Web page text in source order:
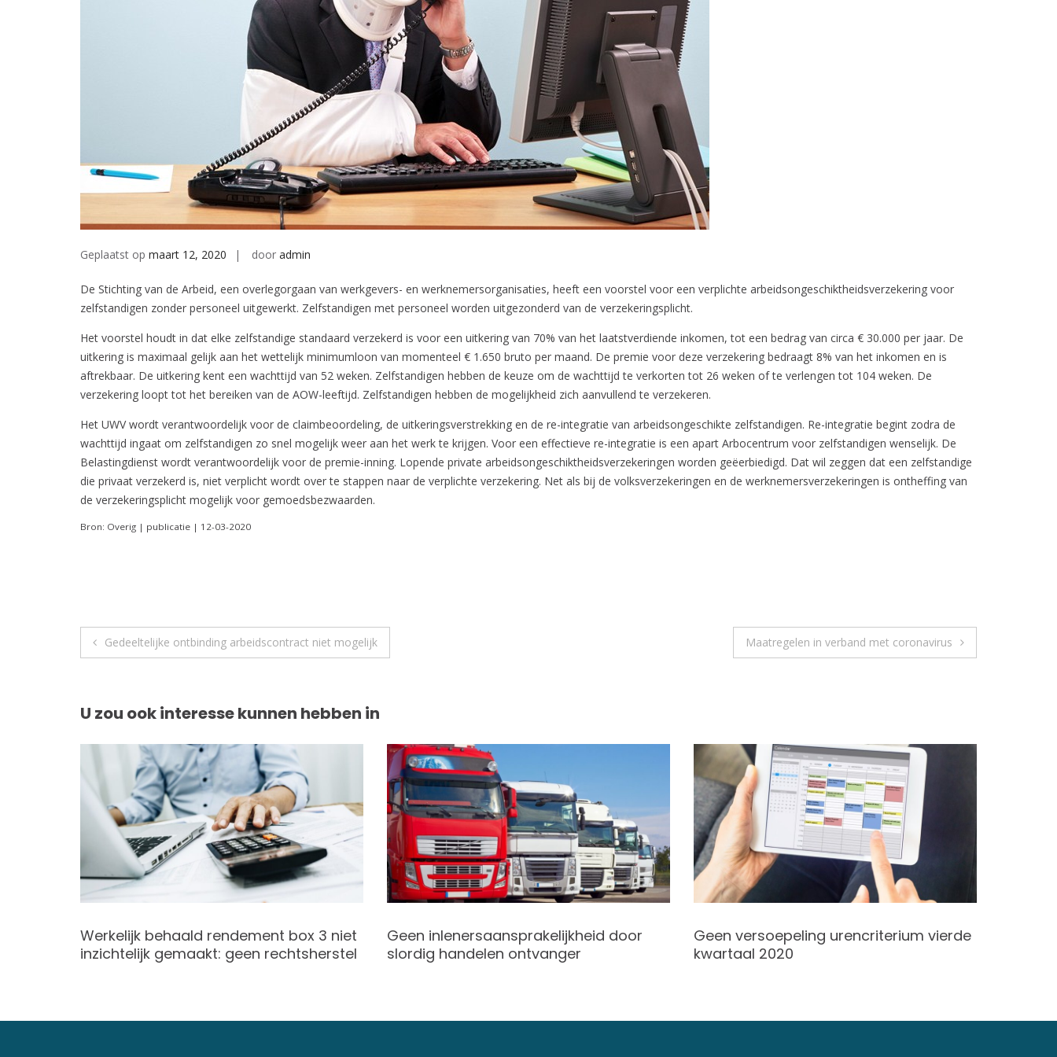
Geplaatst op maart 12, 2020 door admin
De Stichting van de Arbeid, een overlegorgaan van werkgevers- en werknemersorganisaties, heeft een voorstel voor een verplichte arbeidsongeschiktheidsverzekering voor
zelfstandigen zonder personeel uitgewerkt. Zelfstandigen met personeel worden uitgezonderd van de verzekeringsplicht.
Het voorstel houdt in dat elke zelfstandige standaard verzekerd is voor een uitkering van 70% van het laatstverdiende inkomen, tot een bedrag van circa € 30.000 per jaar. De
uitkering is maximaal gelijk aan het wettelijk minimumloon van momenteel € 1.650 bruto per maand. De premie voor deze verzekering bedraagt 8% van het inkomen en is
aftrekbaar. De uitkering kent een wachttijd van 52 weken. Zelfstandigen hebben de keuze om de wachttijd te verkorten tot 26 weken of te verlengen tot 104 weken. De
verzekering loopt tot het bereiken van de AOW-leeftijd. Zelfstandigen hebben de mogelijkheid zich aanvullend te verzekeren.
Het UWV wordt verantwoordelijk voor de claimbeoordeling, de uitkeringsverstrekking en de re-integratie van arbeidsongeschikte zelfstandigen. Re-integratie begint zodra de
wachttijd ingaat om zelfstandigen zo snel mogelijk weer aan het werk te krijgen. Voor een effectieve re-integratie is een apart Arbocentrum voor zelfstandigen wenselijk. De
Belastingdienst wordt verantwoordelijk voor de premie-inning. Lopende private arbeidsongeschiktheidsverzekeringen worden geëerbiedigd. Dat wil zeggen dat een zelfstandige
die privaat verzekerd is, niet verplicht wordt over te stappen naar de verplichte verzekering. Net als bij de volksverzekeringen en de werknemersverzekeringen is ontheffing van
de verzekeringsplicht mogelijk voor gemoedsbezwaarden.
Bron: Overig | publicatie | 12-03-2020
Berichtnavigatie
Gedeeltelijke ontbinding arbeidscontract niet mogelijk Maatregelen in verband met coronavirus
U zou ook interesse kunnen hebben in
Werkelijk behaald rendement box 3 niet
inzichtelijk gemaakt: geen rechtsherstel
Geen inlenersaansprakelijkheid door
slordig handelen ontvanger
Geen versoepeling urencriterium vierde
kwartaal 2020